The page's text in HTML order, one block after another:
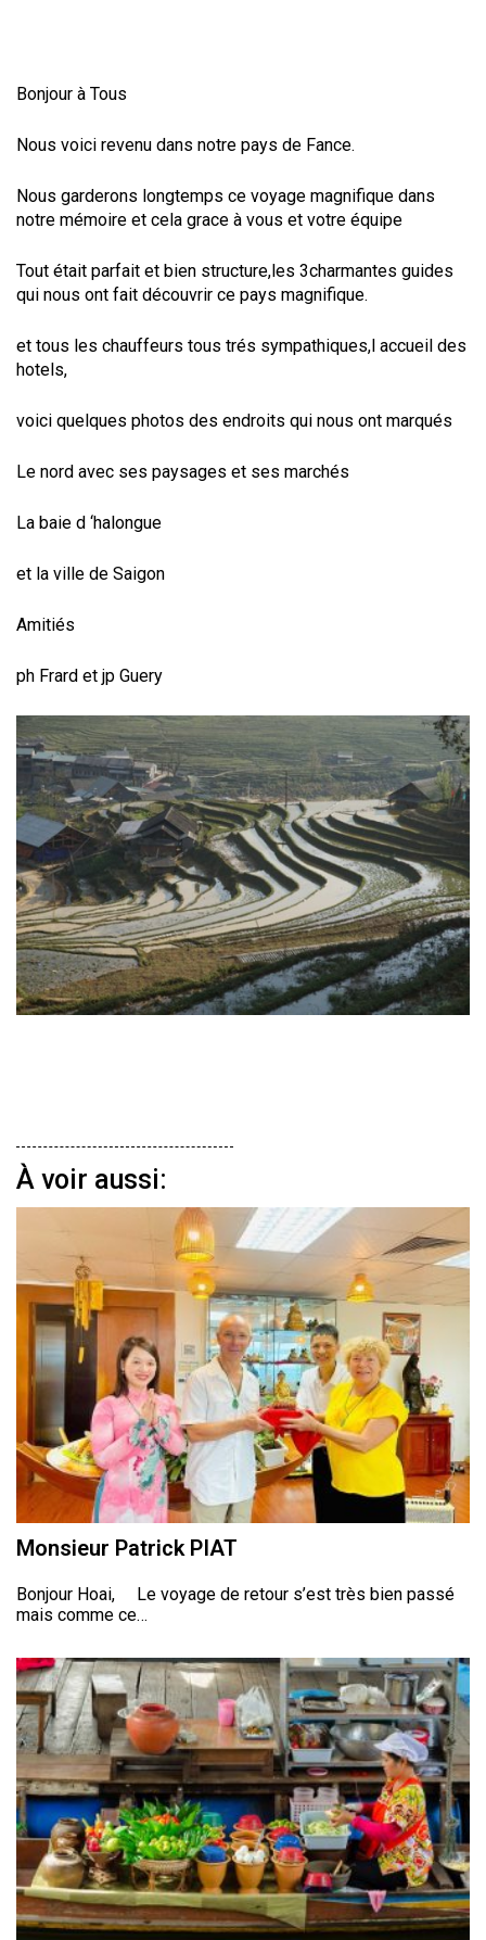
Bonjour à Tous
Nous voici revenu dans notre pays de Fance.
Nous garderons longtemps ce voyage magnifique dans
notre mémoire et cela grace à vous et votre équipe
Tout était parfait et bien structure,les 3charmantes guides
qui nous ont fait découvrir ce pays magnifique.
et tous les chauffeurs tous trés sympathiques,l accueil des
hotels,
voici quelques photos des endroits qui nous ont marqués
Le nord avec ses paysages et ses marchés
La baie d ‘halongue
et la ville de Saigon
Amitiés
ph Frard et jp Guery
À voir aussi:
Monsieur Patrick PIAT
Bonjour Hoai, Le voyage de retour s’est très bien passé
mais comme ce…